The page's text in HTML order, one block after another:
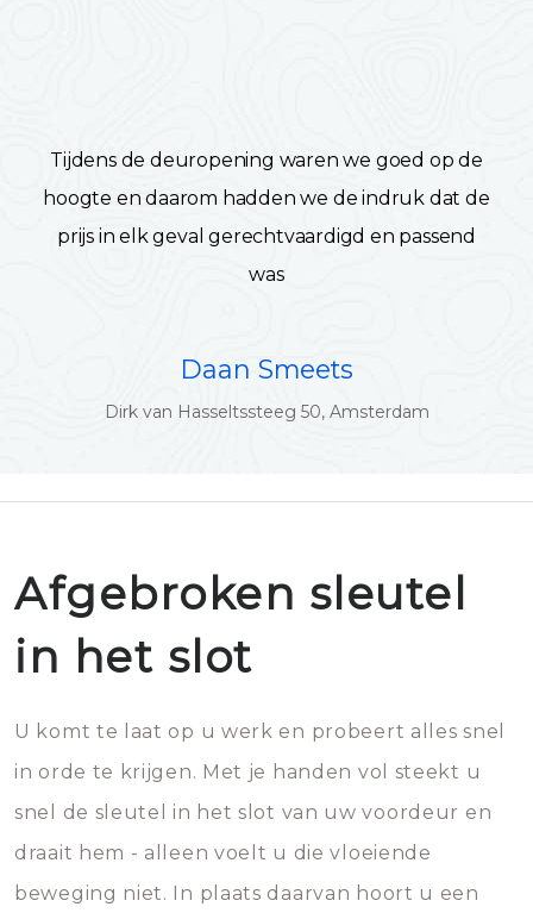
Tijdens de deuropening waren we goed op de
hoogte en daarom hadden we de indruk dat de
prijs in elk geval gerechtvaardigd en passend
was
Daan Smeets
Dirk van Hasseltssteeg 50, Amsterdam
Afgebroken sleutel
in het slot
U komt te laat op u werk en probeert alles snel
in orde te krijgen. Met je handen vol steekt u
snel de sleutel in het slot van uw voordeur en
draait hem - alleen voelt u die vloeiende
beweging niet. In plaats daarvan hoort u een